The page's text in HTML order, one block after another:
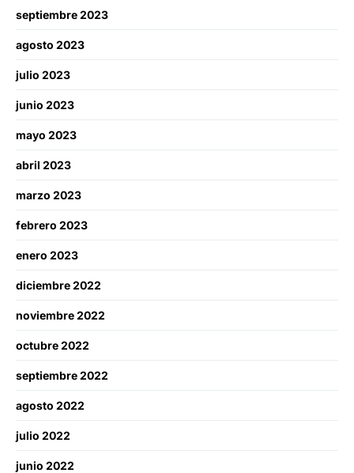
septiembre 2023
agosto 2023
julio 2023
junio 2023
mayo 2023
abril 2023
marzo 2023
febrero 2023
enero 2023
diciembre 2022
noviembre 2022
octubre 2022
septiembre 2022
agosto 2022
julio 2022
junio 2022